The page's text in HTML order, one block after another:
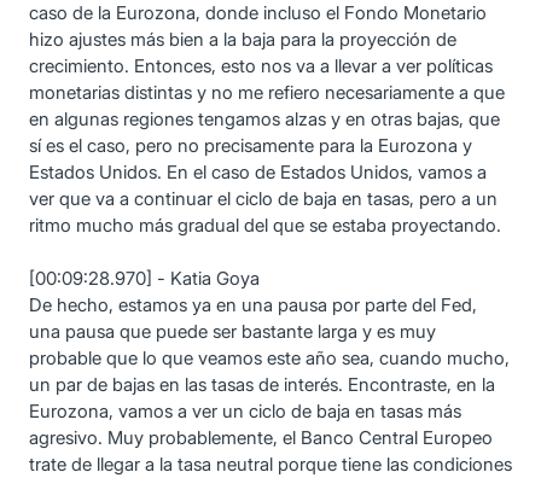
caso de la Eurozona, donde incluso el Fondo Monetario
hizo ajustes más bien a la baja para la proyección de
crecimiento. Entonces, esto nos va a llevar a ver políticas
monetarias distintas y no me refiero necesariamente a que
en algunas regiones tengamos alzas y en otras bajas, que
sí es el caso, pero no precisamente para la Eurozona y
Estados Unidos. En el caso de Estados Unidos, vamos a
ver que va a continuar el ciclo de baja en tasas, pero a un
ritmo mucho más gradual del que se estaba proyectando.
[00:09:28.970] - Katia Goya
De hecho, estamos ya en una pausa por parte del Fed,
una pausa que puede ser bastante larga y es muy
probable que lo que veamos este año sea, cuando mucho,
un par de bajas en las tasas de interés. Encontraste, en la
Eurozona, vamos a ver un ciclo de baja en tasas más
agresivo. Muy probablemente, el Banco Central Europeo
trate de llegar a la tasa neutral porque tiene las condiciones